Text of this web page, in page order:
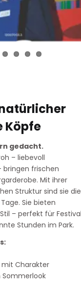
Köpfe
gedacht.
– liebevoll
bringen frischen
Mit ihrer
Struktur sind sie die
Sie bieten
– perfekt für
Stunden im Park.
Charakter